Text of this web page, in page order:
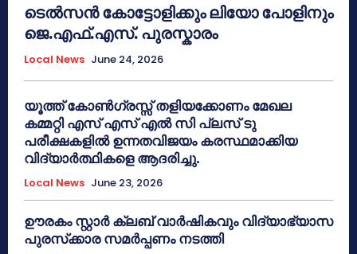
ടെൽസൻ കോട്ടോളിക്കും ലിയോ പോളിനും
ജെ.എഫ്.എസ്. പുരസ്കാരം
Local News June 24, 2026
യൂത്ത് കോൺഗ്രസ്സ് തളിയക്കോണം മേഖല
കമ്മറ്റി എസ് എസ് എൽ സി പ്ലസ് ടു
പരീക്ഷകളിൽ ഉന്നതവിജയം കരസ്ഥമാക്കിയ
വിദ്യാർത്ഥികളെ ആദരിച്ചു.
Local News June 23, 2026
ഊരകം സ്റ്റാർ ക്ലബ് വാർഷികവും വിദ്യാഭ്യാസ
പുരസ്‌ക്കാര സമർപ്പണം നടത്തി